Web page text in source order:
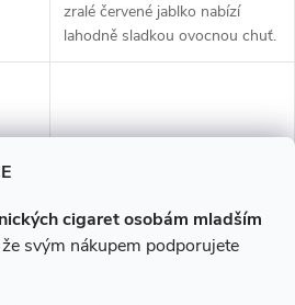
cigaret osobám mladším
svým nákupem podporujete
zralé červené jablko nabízí
lahodně sladkou ovocnou chuť.
Kč
%
585 Kč
–5 %